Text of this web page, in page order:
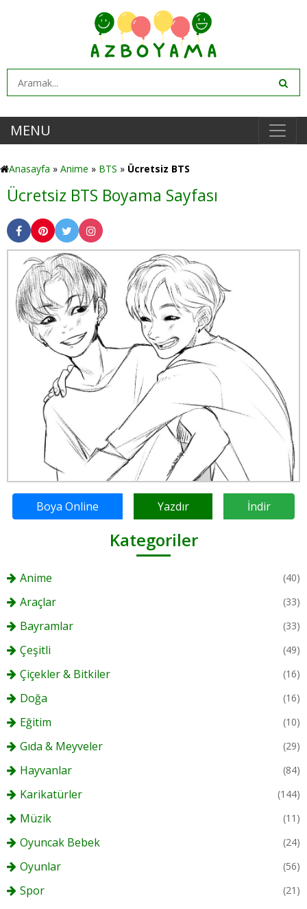
MENU
Anasayfa » Anime » BTS » Ücretsiz BTS
Ücretsiz BTS Boyama Sayfası
Boya Online Yazdır İndir
Kategoriler
Anime (40)
Araçlar (33)
Bayramlar (33)
Çeşitli (49)
Çiçekler & Bitkiler (16)
Doğa (16)
Eğitim (10)
Gıda & Meyveler (29)
Hayvanlar (84)
Karikatürler (144)
Müzik (11)
Oyuncak Bebek (24)
Oyunlar (56)
Spor (21)